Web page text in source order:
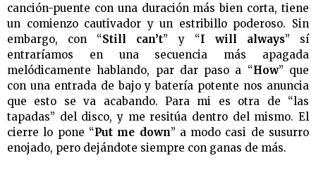
canción-puente con una duración más bien corta, tiene
un comienzo cautivador y un estribillo poderoso. Sin
embargo, con “Still can’t” y “I will always” sí
entraríamos en una secuencia más apagada
melódicamente hablando, par dar paso a “How” que
con una entrada de bajo y batería potente nos anuncia
que esto se va acabando. Para mi es otra de “las
tapadas” del disco, y me resitúa dentro del mismo. El
cierre lo pone “Put me down” a modo casi de susurro
enojado, pero dejándote siempre con ganas de más.